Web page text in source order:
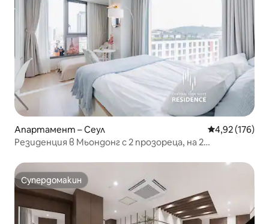
Апартамент – Сеул Средна
4,92 (176)
Резиденция в Мьондонг с 2 прозореца, на 2
Супердомакин
Супердомакин